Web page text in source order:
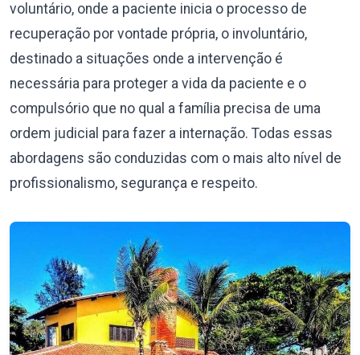
voluntário, onde a paciente inicia o processo de
recuperação por vontade própria, o involuntário,
destinado a situações onde a intervenção é
necessária para proteger a vida da paciente e o
compulsório que no qual a família precisa de uma
ordem judicial para fazer a internação. Todas essas
abordagens são conduzidas com o mais alto nível de
profissionalismo, segurança e respeito.